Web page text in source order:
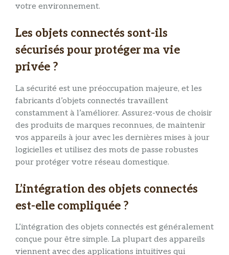
votre environnement.
Les objets connectés sont-ils
sécurisés pour protéger ma vie
privée ?
La sécurité est une préoccupation majeure, et les
fabricants d’objets connectés travaillent
constamment à l’améliorer. Assurez-vous de choisir
des produits de marques reconnues, de maintenir
vos appareils à jour avec les dernières mises à jour
logicielles et utilisez des mots de passe robustes
pour protéger votre réseau domestique.
L’intégration des objets connectés
est-elle compliquée ?
L’intégration des objets connectés est généralement
conçue pour être simple. La plupart des appareils
viennent avec des applications intuitives qui